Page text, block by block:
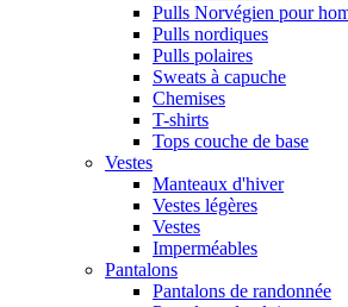
Pulls Norvégien pour
Pulls nordiques
Pulls polaires
Sweats à capuche
Chemises
T-shirts
Tops couche de base
Vestes
Manteaux d'hiver
Vestes légères
Vestes
Imperméables
Pantalons
Pantalons de randonnée